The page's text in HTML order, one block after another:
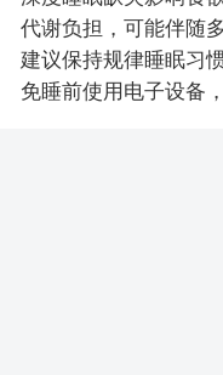
代谢负担，可能伴随
建议保持规律睡眠习
免睡前使用电子设备